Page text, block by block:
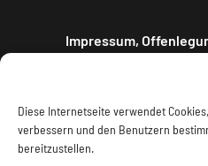
Diese Internetseite verwendet
verbessern und den Benutzern
bereitzustellen.
Impressum,